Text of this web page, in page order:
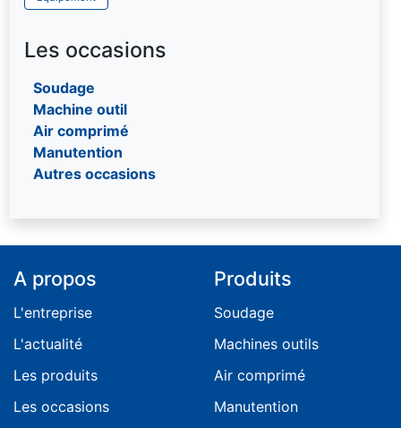
Visseuses
Palonnier
Portique
Potence
Treuil
Ronde textile multi-brins
Les occasions
Soudage
Machine outil
Air comprimé
Manutention
Autres occasions
A propos
L'entreprise
L'actualité
Les produits
Les occasions
Produits
Soudage
Machines outils
Air comprimé
Manutention